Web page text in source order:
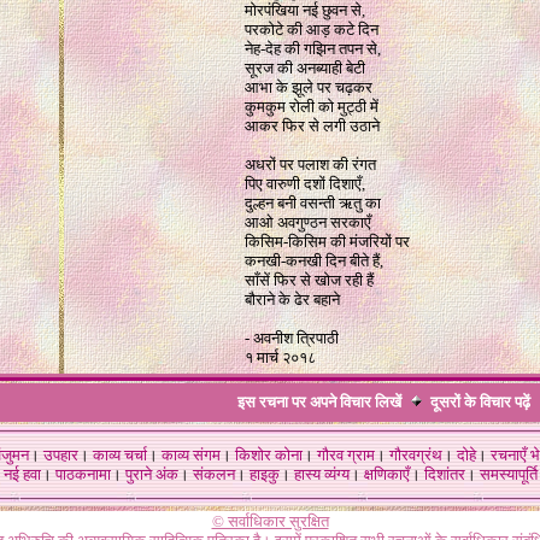
मोरपंखिया नई छुवन से,
परकोटे की आड़ कटे दिन
नेह-देह की गझिन तपन से,
सूरज की अनब्याही बेटी
आभा के झूले पर चढ़कर
कुमकुम रोली को मुट्ठी में
आकर फिर से लगी उठाने
अधरों पर पलाश की रंगत
पिए वारुणी दशों दिशाएँ,
दुल्हन बनी वसन्ती ऋतु का
आओ अवगुण्ठन सरकाएँ
किसिम-किसिम की मंजरियों पर
कनखी-कनखी दिन बीते हैं,
साँसें फिर से खोज रही हैं
बौराने के ढेर बहाने
- अवनीश त्रिपाठी
१ मार्च २०१८
इस रचना पर अपने विचार लिखें दूसरों के विचारपढ़ें
।उपहार।काव्य चर्चा।काव्य संगम।किशोर कोना।गौरव ग्राम।गौरवग्रंथ।दोहे।रचनाएँ
नई हवा। पाठकनामा। पुराने अंक। संकलन। हाइकु। हास्य व्यंग्य। क्षणिकाएँ। दिशांतर। समस्यापूर्ति
© सर्वाधिकार सुरक्षित